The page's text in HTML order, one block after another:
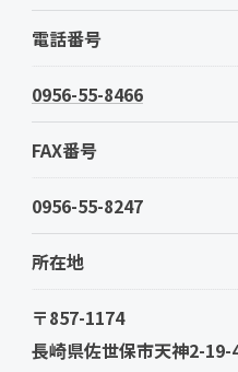
電話番号
0956-55-8466
FAX番号
0956-55-8247
所在地
〒857-1174
長崎県佐世保市天神2-